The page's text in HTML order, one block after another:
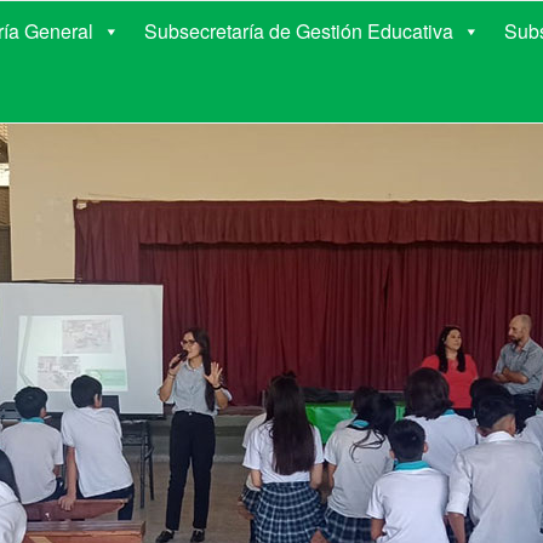
EDUCACIÓN DE
General Subsecretaría de Gestión Educativa